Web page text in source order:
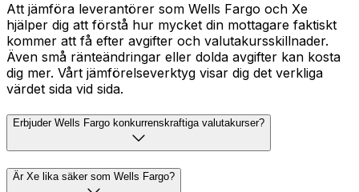
Att jämföra leverantörer som Wells Fargo och Xe
hjälper dig att förstå hur mycket din mottagare faktiskt
kommer att få efter avgifter och valutakursskillnader.
Även små ränteändringar eller dolda avgifter kan kosta
dig mer. Vårt jämförelseverktyg visar dig det verkliga
värdet sida vid sida.
Erbjuder Wells Fargo konkurrenskraftiga valutakurser?
Är Xe lika säker som Wells Fargo?